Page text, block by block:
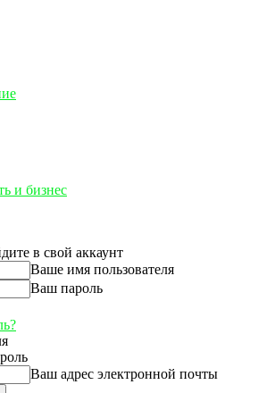
и бизнес
в свой аккаунт
Ваше имя пользователя
Ваш пароль
Ваш адрес электронной почты